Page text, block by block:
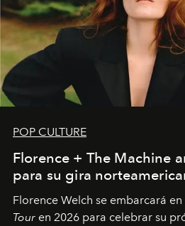
POP CULTURE
Florence + The Machine
para su gira
Florence Welch se embarcará en
Tour en 2026 para celebrar su